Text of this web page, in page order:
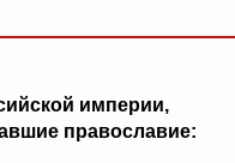
империи,
православие: